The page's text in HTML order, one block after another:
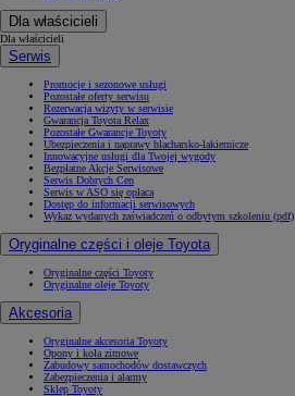
Dla właścicieli
Dla właścicieli
Serwis
Promocje i sezonowe usługi
Pozostałe oferty serwisu
Rezerwacja wizyty w serwisie
Gwarancja Toyota Relax
Pozostałe Gwarancje Toyoty
Ubezpieczenia i naprawy blacharsko-lakiernicze
Innowacyjne usługi dla Twojej wygody
Bezpłatne Akcje Serwisowe
Serwis Dobrych Cen
Serwis w ASO się opłaca
Dostęp do informacji serwisowych
Wykaz wydanych zaświadczeń o odbytym szkoleniu (pdf)
Oryginalne części i oleje Toyota
Oryginalne części Toyoty
Oryginalne oleje Toyoty
Akcesoria
Oryginalne akcesoria Toyoty
Opony i koła zimowe
Zabudowy samochodów dostawczych
Zabezpieczenia i alarmy
Sklep Toyoty